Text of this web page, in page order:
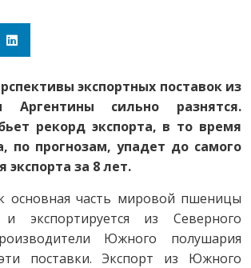
экспортных поставок из
Аргентины сильно разнятся.
рекорд экспорта, в то время
по прогнозам, упадет до самого
экспорта за 8 лет.
основная часть мировой пшеницы
и экспортируется из Северного
Южного полушария
поставки. Экспорт из Южного